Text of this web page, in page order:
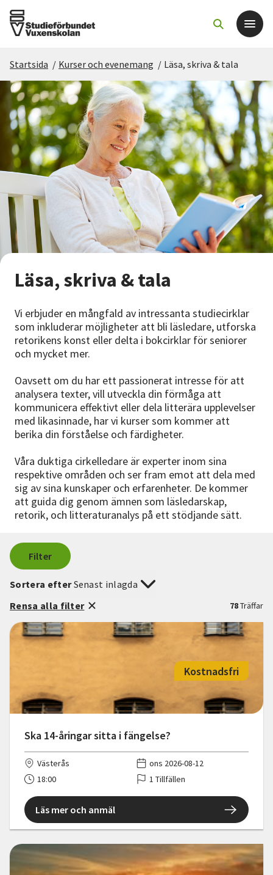
Det här gör vi
För dig som
Sök kurser och evenemang
Starta studiecirkel
Cirkelledare
Nyheter
Avdelningar
Startsida / Kurser och evenemang / Läsa, skriva & tala
Läsa, skriva & tala
Vi erbjuder en mångfald av intressanta studiecirklar
som inkluderar möjligheter att bli läsledare, utforska
retorikens konst eller delta i bokcirklar för seniorer
och mycket mer.
Oavsett om du har ett passionerat intresse för att
analysera texter, vill utveckla din förmåga att
kommunicera effektivt eller dela litterära upplevelser
med likasinnade, har vi kurser som kommer att
berika din förståelse och färdigheter.
Våra duktiga cirkelledare är experter inom sina
respektive områden och ser fram emot att dela med
sig av sina kunskaper och erfarenheter. De kommer
att guida dig genom ämnen som läsledarskap,
retorik, och litteraturanalys på ett stödjande sätt.
Filter
78Träffar
Sortera efterSenast inlagda
Rensa alla filter
Ska 14-åringar sitta i fängelse?
Kostnadsfri
Västerås
ons 2026-08-12
18:00
1 Tillfällen
Läs mer och anmäl